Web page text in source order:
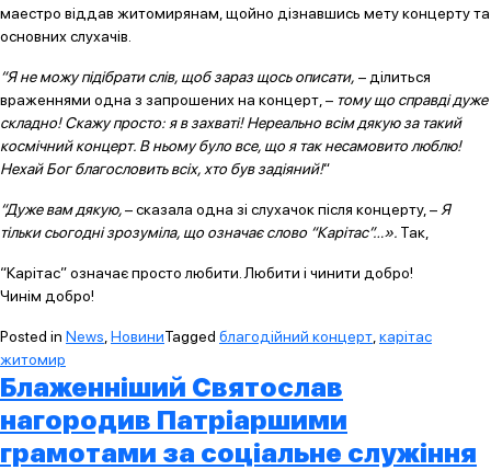
маестро віддав житомирянам, щойно дізнавшись мету концерту та
основних слухачів.
“Я не можу підібрати слів, щоб зараз щось описати, – ділиться
враженнями одна з запрошених на концерт, – тому що справді дуже
складно! Скажу просто: я в захваті! Нереально всім дякую за такий
космічний концерт. В ньому було все, що я так несамовито люблю!
Нехай Бог благословить всіх, хто був задіяний!“
“Дуже вам дякую,– сказала одна зі слухачок після концерту, – Я
тільки сьогодні зрозуміла, що означає слово “Карітас”…». Так,
“Карітас” означає просто любити. Любити і чинити добро!
Чинім добро!
Posted in News НовиниTagged благодійний концерт карітас
житомир
Блаженніший Святослав
нагородив Патріаршими
грамотами за соціальне служіння